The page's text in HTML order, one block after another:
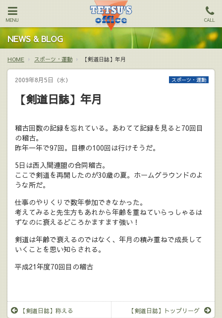
MENU CALL
NEWS & BLOG
HOME スポーツ・運動 【剣道日誌】年月
2009年8月5日（水） スポーツ・運動
【剣道日誌】年月
稽古回数の記録を忘れている。あわてて記録を見ると70回目
の稽古。
昨年一年で97回。目標の100回は行けそうだ。
5日は西入間連盟の合同稽古。
ここで剣道を再開したのが30歳の夏。ホームグラウンドのよ
うな所だ。
仕事のやりくりで数年参加できなかった。
考えてみると先生方もあれから年齢を重ねていらっしゃるは
ずなのに衰えるどころかますます強い！
剣道は年齢で衰えるのではなく、年月の積み重ねで成長して
いくことを思い知らされる。
平成21年度70回目の稽古
【剣道日誌】称える 【剣道日誌】トップリーグ